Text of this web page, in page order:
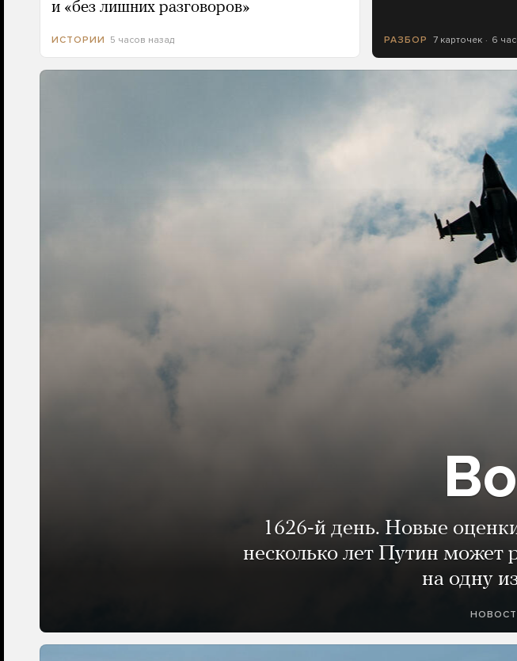
и «без лишних разговоров»
ИСТОРИИ 5 часов назад РАЗБОР 7 карточек 6
1626-й день. Новые
несколько лет Путин может
на одну